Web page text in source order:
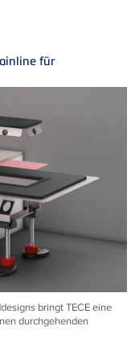
für
bringt TECE eine
durchgehenden